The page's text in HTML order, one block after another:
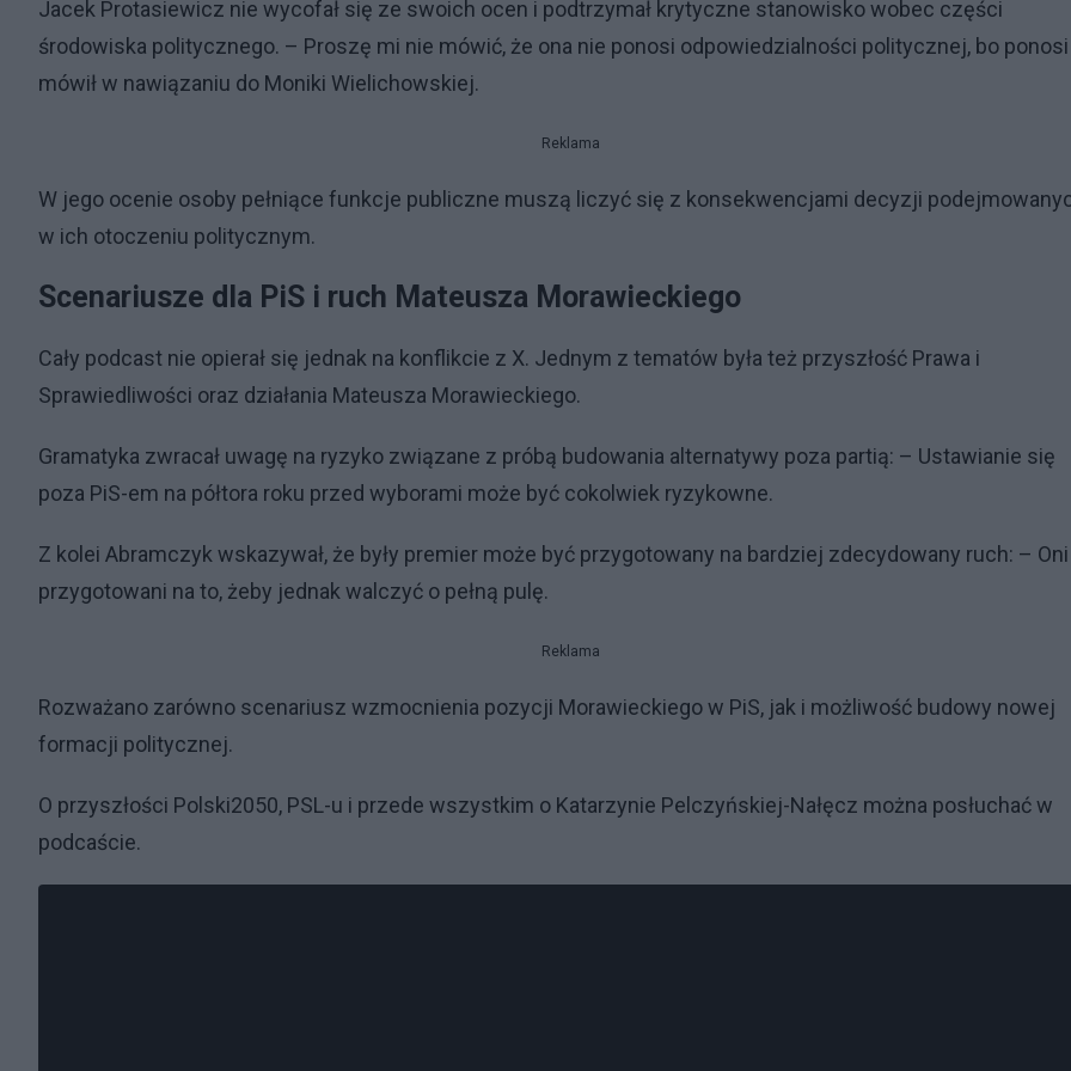
Jacek Protasiewicz nie wycofał się ze swoich ocen i podtrzymał krytyczne stanowisko wobec części
środowiska politycznego. – Proszę mi nie mówić, że ona nie ponosi odpowiedzialności politycznej, bo
mówił w nawiązaniu do Moniki Wielichowskiej.
Reklama
W jego ocenie osoby pełniące funkcje publiczne muszą liczyć się z konsekwencjami decyzji
w ich otoczeniu politycznym.
Scenariusze dla PiS i ruch Mateusza Morawieckiego
Cały podcast nie opierał się jednak na konflikcie z X. Jednym z tematów była też przyszłość Prawa i
Sprawiedliwości oraz działania Mateusza Morawieckiego.
Gramatyka zwracał uwagę na ryzyko związane z próbą budowania alternatywy poza partią: – Ustawianie się
poza PiS-em na półtora roku przed wyborami może być cokolwiek ryzykowne.
Z kolei Abramczyk wskazywał, że były premier może być przygotowany na bardziej zdecydowany ruch: –
przygotowani na to, żeby jednak walczyć o pełną pulę.
Reklama
Rozważano zarówno scenariusz wzmocnienia pozycji Morawieckiego w PiS, jak i możliwość budowy nowej
formacji politycznej.
O przyszłości Polski2050, PSL-u i przede wszystkim o Katarzynie Pelczyńskiej-Nałęcz można posłuchać w
podcaście.